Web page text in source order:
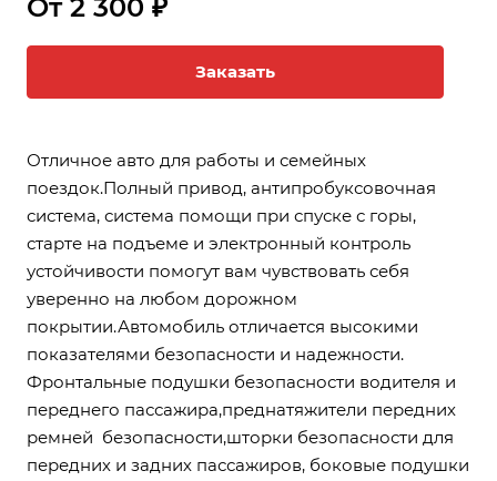
От 2 300 ₽
Заказать
Отличное авто для работы и семейных
поездок.Полный привод, антипробуксовочная
система, система помощи при спуске с горы,
старте на подъеме и электронный контроль
устойчивости помогут вам чувствовать себя
уверенно на любом дорожном
покрытии.Автомобиль отличается высокими
показателями безопасности и надежности.
Фронтальные подушки безопасности водителя и
переднего пассажира,преднатяжители передних
ремней безопасности,шторки безопасности для
передних и задних пассажиров, боковые подушки